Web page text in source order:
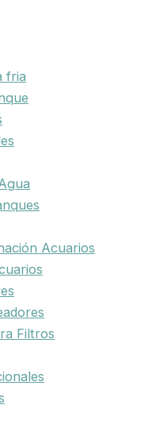
fria
Acuarios
Filtros